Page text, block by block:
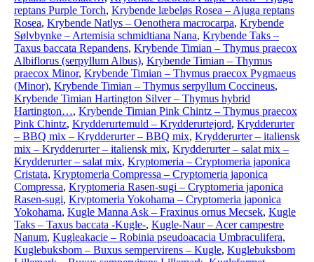
reptans Purple Torch, Krybende læbeløs Rosea – Ajuga reptans
Rosea, Krybende Natlys – Oenothera macrocarpa, Krybende
Sølvbynke – Artemisia schmidtiana Nana, Krybende Taks –
Taxus baccata Repandens, Krybende Timian – Thymus praecox
Albiflorus (serpyllum Albus), Krybende Timian – Thymus
praecox Minor, Krybende Timian – Thymus praecox Pygmaeus
(Minor), Krybende Timian – Thymus serpyllum Coccineus,
Krybende Timian Hartington Silver – Thymus hybrid
Hartington…, Krybende Timian Pink Chintz – Thymus praecox
Pink Chintz, Krydderurtemuld – Krydderurtejord, Krydderurter
– BBQ mix – Krydderurter – BBQ mix, Krydderurter – italiensk
mix – Krydderurter – italiensk mix, Krydderurter – salat mix –
Krydderurter – salat mix, Kryptomeria – Cryptomeria japonica
Cristata, Kryptomeria Compressa – Cryptomeria japonica
Compressa, Kryptomeria Rasen-sugi – Cryptomeria japonica
Rasen-sugi, Kryptomeria Yokohama – Cryptomeria japonica
Yokohama, Kugle Manna Ask – Fraxinus ornus Mecsek, Kugle
Taks – Taxus baccata -Kugle-, Kugle-Naur – Acer campestre
Nanum, Kugleakacie – Robinia pseudoacacia Umbraculifera,
Kuglebuksbom – Buxus sempervirens – Kugle, Kuglebuksbom